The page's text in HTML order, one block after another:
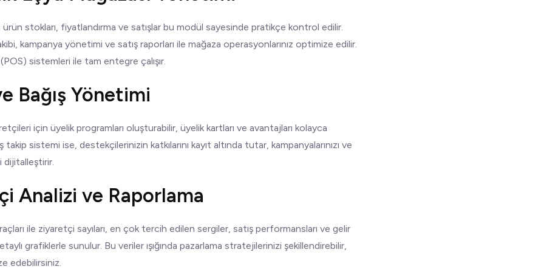
ürün stokları, fiyatlandırma ve satışlar bu modül sayesinde pratikçe kontrol edilir.
kampanya yönetimi ve satış raporları ile mağaza operasyonlarınız optimize edilir.
sistemleri ile tam entegre çalışır.
Bağış Yönetimi
için üyelik programları oluşturabilir, üyelik kartları ve avantajları kolayca
sistemi ise, destekçilerinizin katkılarını kayıt altında tutar, kampanyalarınızı ve
dijitalleştirir.
Analizi ve Raporlama
ile ziyaretçi sayıları, en çok tercih edilen sergiler, satış performansları ve gelir
grafiklerle sunulur. Bu veriler ışığında pazarlama stratejilerinizi şekillendirebilir,
edebilirsiniz.